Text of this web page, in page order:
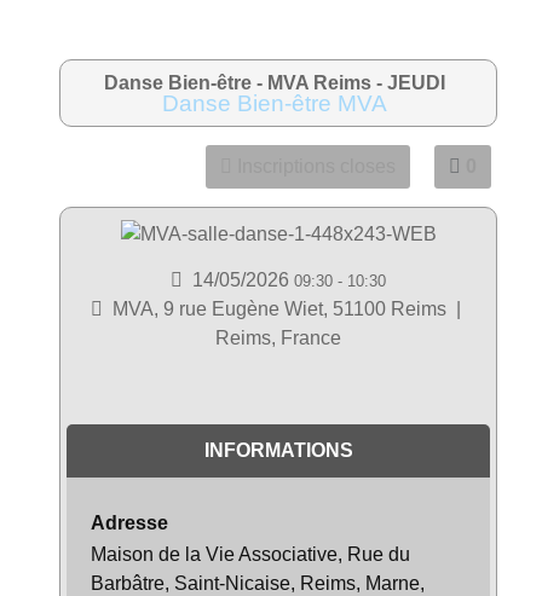
Danse Bien-être - MVA Reims - JEUDI
Danse Bien-être MVA
14/05/2026 09:30 - 10:30
MVA, 9 rue Eugène Wiet, 51100 Reims
Reims, France
INFORMATIONS
Adresse
Maison de la Vie Associative, Rue du
Barbâtre, Saint-Nicaise, Reims, Marne,